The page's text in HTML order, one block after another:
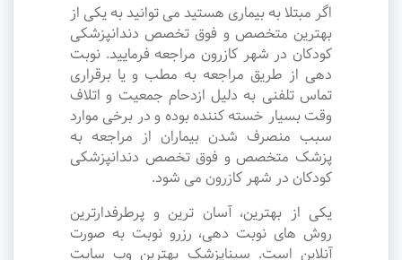
اگر مبتلا به بیماری هستید می توانید به یکی از
بهترین متخصص و فوق تخصص دندانپزشکی
کودکان در شهر کازرون مراجعه فرمایید. نوبت
دهی از طریق مراجعه به مطب و یا برقراری
تماس تلفنی به دلیل ازدحام جمعیت و اتلاف
وقت بسیار خسته کننده بوده و در برخی موارد
سبب منصرف شدن بیماران از مراجعه به
پزشک متخصص و فوق تخصص دندانپزشکی
کودکان در شهر کازرون می شود.
یکی از بهترین، آسان ترین و پرطرفدارترین
روش های نوبت دهی، رزرو نوبت به صورت
آنلاین است. سیناپزشک بهترین وب سایت